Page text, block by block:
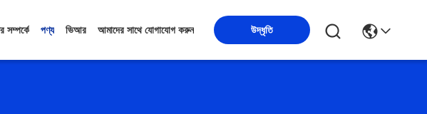
সম্পর্কে পণ্য ভিআর আমাদের সাথে যোগাযোগ করুন উদ্ধৃতি